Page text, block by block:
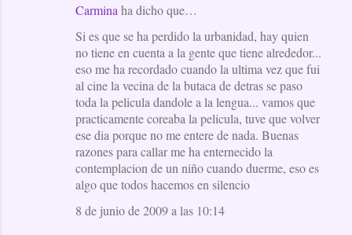
Carmina ha dicho que…
Si es que se ha perdido la urbanidad, hay quien
no tiene en cuenta a la gente que tiene alrededor...
eso me ha recordado cuando la ultima vez que fui
al cine la vecina de la butaca de detras se paso
toda la pelicula dandole a la lengua... vamos que
practicamente coreaba la pelicula, tuve que volver
ese dia porque no me entere de nada. Buenas
razones para callar me ha enternecido la
contemplacion de un niño cuando duerme, eso es
algo que todos hacemos en silencio
8 de junio de 2009 a las 10:14